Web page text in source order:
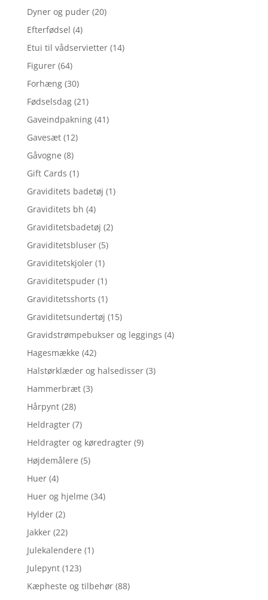
Dyner og puder (20)
Efterfødsel (4)
Etui til vådservietter (14)
Figurer (64)
Forhæng (30)
Fødselsdag (21)
Gaveindpakning (41)
Gavesæt (12)
Gåvogne (8)
Gift Cards (1)
Graviditets badetøj (1)
Graviditets bh (4)
Graviditetsbadetøj (2)
Graviditetsbluser (5)
Graviditetskjoler (1)
Graviditetspuder (1)
Graviditetsshorts (1)
Graviditetsundertøj (15)
Gravidstrømpebukser og leggings (4)
Hagesmække (42)
Halstørklæder og halsedisser (3)
Hammerbræt (3)
Hårpynt (28)
Heldragter (7)
Heldragter og køredragter (9)
Højdemålere (5)
Huer (4)
Huer og hjelme (34)
Hylder (2)
Jakker (22)
Julekalendere (1)
Julepynt (123)
Kæpheste og tilbehør (88)